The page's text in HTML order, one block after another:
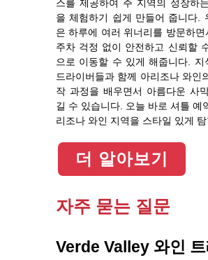
스를 제공하여 주 지역의 성장하
을 체험하기 쉽게 만들어 줍니다.
은 하루에 여러 위너리를 방문하면
주차 걱정 없이 안전하고 신뢰할
으로 이동할 수 있게 해줍니다. 지
드라이버들과 함께 아리조나 와인
작 과정을 배우면서 아름다운 사
길 수 있습니다. 오늘 바로 셔틀 예
리조나 와인 지역을 스타일 있게 탐
더 알아보기
자주 묻는 질문
Verde Valley 와인